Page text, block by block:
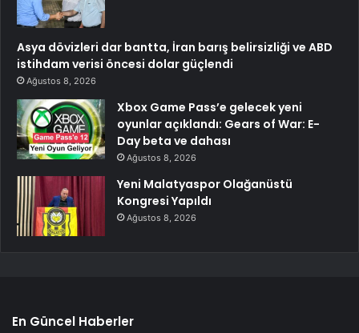
Asya dövizleri dar bantta, İran barış belirsizliği ve ABD
istihdam verisi öncesi dolar güçlendi
Ağustos 8, 2026
Xbox Game Pass’e gelecek yeni
oyunlar açıklandı: Gears of War: E-
Day beta ve dahası
Ağustos 8, 2026
Yeni Malatyaspor Olağanüstü
Kongresi Yapıldı
Ağustos 8, 2026
En Güncel Haberler